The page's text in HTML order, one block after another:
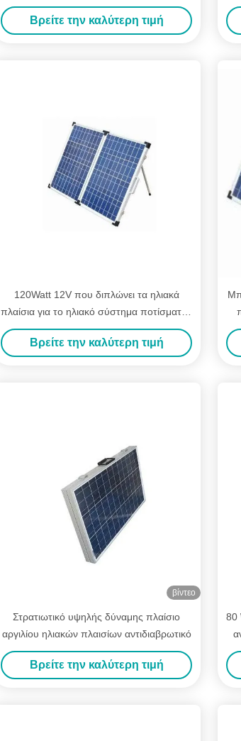
κυττάρων ηλιακών πλαισίων μπλε
Βρείτε την καλύτερη τιμή
120Watt 12V που διπλώνει τα ηλιακά
πλαίσια για το ηλιακό σύστημα ποτίσματος
αντλιών βαρκών τροχόσπιτων rv
Βρείτε την καλύτερη τιμή
βίντεο
Στρατιωτικό υψηλής δύναμης πλαίσιο
αργιλίου ηλιακών πλαισίων αντιδιαβρωτικό
Βρείτε την καλύτερη τιμή
80